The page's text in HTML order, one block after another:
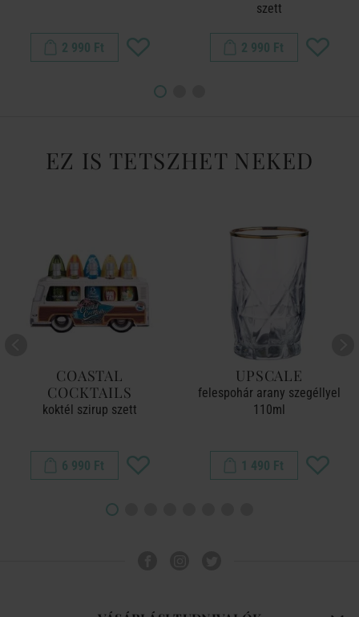
2 990 Ft
szett
2 990 Ft
EZ IS TETSZHET NEKED
COASTAL
COCKTAILS
koktél szirup szett
6 990 Ft
UPSCALE
felespohár arany szegéllyel
110ml
1 490 Ft